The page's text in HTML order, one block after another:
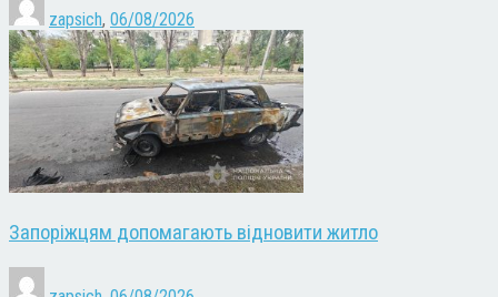
zapsich, 06/08/2026
Запоріжцям допомагають відновити житло